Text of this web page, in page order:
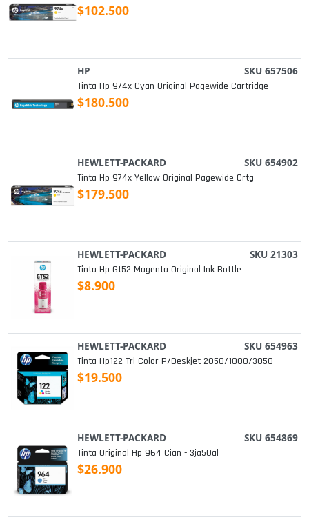
$102.500
HP SKU 657506
Tinta Hp 974x Cyan Original Pagewide Cartridge
$180.500
HEWLETT-PACKARD SKU 654902
Tinta Hp 974x Yellow Original Pagewide Crtg
$179.500
HEWLETT-PACKARD SKU 21303
Tinta Hp Gt52 Magenta Original Ink Bottle
$8.900
HEWLETT-PACKARD SKU 654963
Tinta Hp122 Tri-Color P/deskjet 2050/1000/3050
$19.500
HEWLETT-PACKARD SKU 654869
Tinta Original Hp 964 Cian - 3ja50al
$26.900